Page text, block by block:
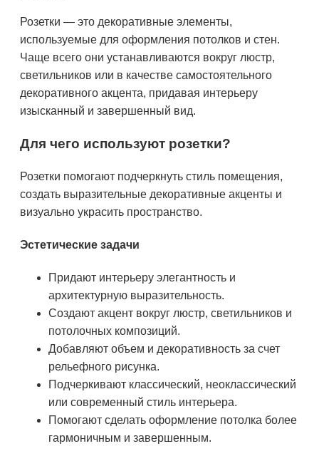
Розетки — это декоративные элементы,
используемые для оформления потолков и стен.
Чаще всего они устанавливаются вокруг люстр,
светильников или в качестве самостоятельного
декоративного акцента, придавая интерьеру
изысканный и завершенный вид.
Для чего используют розетки?
Розетки помогают подчеркнуть стиль помещения,
создать выразительные декоративные акценты и
визуально украсить пространство.
Эстетические задачи
Придают интерьеру элегантность и
архитектурную выразительность.
Создают акцент вокруг люстр, светильников и
потолочных композиций.
Добавляют объем и декоративность за счет
рельефного рисунка.
Подчеркивают классический, неоклассический
или современный стиль интерьера.
Помогают сделать оформление потолка более
гармоничным и завершенным.